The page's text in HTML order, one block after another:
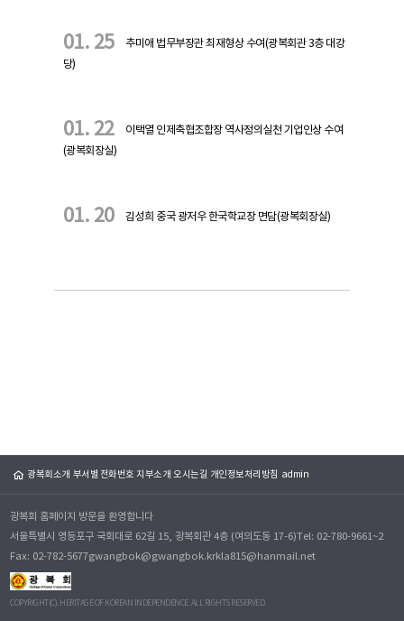
01. 25
추미애 법무부장관 최재형상 수여(광복회관 3층 대강
당)
01. 22
이택열 인제축협조합장 역사정의실천 기업인상 수여
(광복회장실)
01. 20 김성희 중국 광저우 한국학교장 면담(광복회장실)
광복회소개 부서별 전화번호 지부소개 오시는길 개인정보처리방침 admin
광복회 홈페이지 방문을 환영합니다
서울특별시 영등포구 국회대로 62길 15, 광복회관 4층 (여의도동 17-6)Tel: 02-780-9661~2
Fax: 02-782-5677gwangbok@gwangbok.krkla815@hanmail.net
COPYRIGHT(C). HERITAGE OF KOREAN INDEPENDENCE. ALL RIGHTS RESERVED.